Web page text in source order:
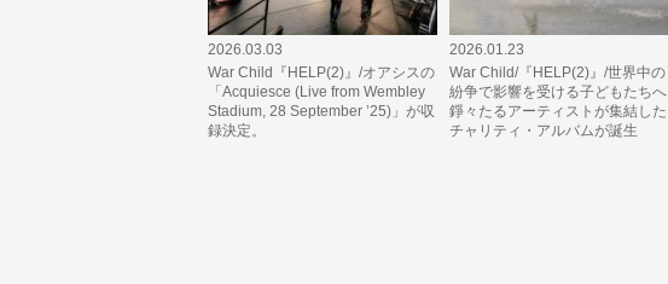
2026.03.03
War Child『HELP(2)』/オアシスの
「Acquiesce (Live from Wembley
Stadium, 28 September ’25)」が収
録決定。
2026.01.23
War Child/『HELP(2)』/世界中の
紛争で影響を受ける子どもたちへ
錚々たるアーティストが集結した
チャリティ・アルバムが誕生